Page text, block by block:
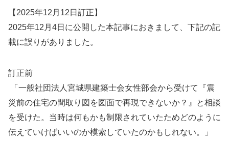
【2025年12月12日訂正】
2025年12月4日に公開した本記事におきまして、下記の記
載に誤りがありました。
訂正前
「一般社団法人宮城県建築士会女性部会から受けて『震
災前の住宅の間取り図を図面で再現できないか？』と相談
を受けた。当時は何もかも制限されていたためどのように
伝えていけばいいのか模索していたのかもしれない。」